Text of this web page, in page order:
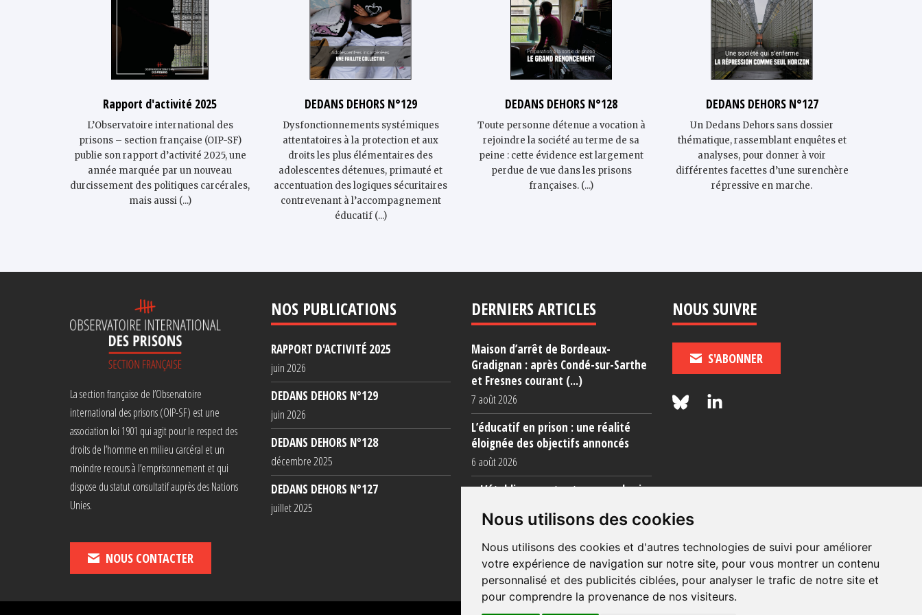
Nous utilisons des cookies
Nous utilisons des cookies et d'autres technologies de suivi pour améliorer
votre expérience de navigation sur notre site, pour vous montrer un contenu
personnalisé et des publicités ciblées, pour analyser le trafic de notre site et
pour comprendre la provenance de nos visiteurs.
Rapport d'activité 2025
L’Observatoire international des
prisons – section française (OIP-SF)
publie son rapport d’activité 2025, une
année marquée par un nouveau
durcissement des politiques carcérales,
mais aussi (...)
DEDANS DEHORS N°129
Dysfonctionnements systémiques
attentatoires à la protection et aux
droits les plus élémentaires des
adolescent·es détenu·es, primauté et
accentuation des logiques sécuritaires
contrevenant à l’accompagnement
éducatif (...)
DEDANS DEHORS N°128
Toute personne détenue a vocation à
rejoindre la société au terme de sa
peine : cette évidence est largement
perdue de vue dans les prisons
françaises. (...)
DEDANS DEHORS N°127
Un Dedans Dehors sans dossier
thématique, rassemblant enquêtes et
analyses, pour donner à voir
différentes facettes d’une surenchère
répressive en marche.
La section française de l’Observatoire
international des prisons (OIP-SF) est une
association loi 1901 qui agit pour le respect des
droits de l’homme en milieu carcéral et un
moindre recours à l’emprisonnement et qui
dispose du statut consultatif auprès des Nations
Unies.
NOUS CONTACTER
NOS PUBLICATIONS
RAPPORT D'ACTIVITÉ 2025
juin 2026
DEDANS DEHORS N°129
juin 2026
DEDANS DEHORS N°128
décembre 2025
DEDANS DEHORS N°127
juillet 2025
DERNIERS ARTICLES
Maison d’arrêt de Bordeaux-
Gradignan : après Condé-sur-Sarthe
et Fresnes courant (...)
7 août 2026
L’éducatif en prison : une réalité
éloignée des objectifs annoncés
6 août 2026
« L’établissement est une porcherie
5 août 2026
NOUS SUIVRE
S'ABONNER